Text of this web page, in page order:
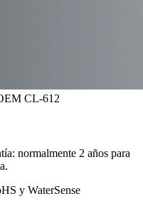
CL-612
normalmente 2 años para
y WaterSense